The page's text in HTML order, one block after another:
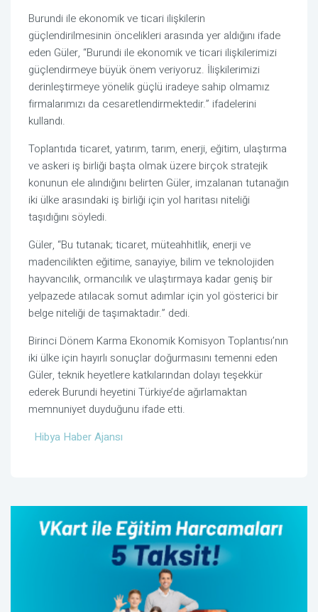
Burundi ile ekonomik ve ticari ilişkilerin
güçlendirilmesinin öncelikleri arasında yer aldığını ifade
eden Güler, “Burundi ile ekonomik ve ticari ilişkilerimizi
güçlendirmeye büyük önem veriyoruz. İlişkilerimizi
derinleştirmeye yönelik güçlü iradeye sahip olmamız
firmalarımızı da cesaretlendirmektedir.” ifadelerini
kullandı.
Toplantıda ticaret, yatırım, tarım, enerji, eğitim, ulaştırma
ve askeri iş birliği başta olmak üzere birçok stratejik
konunun ele alındığını belirten Güler, imzalanan tutanağın
iki ülke arasındaki iş birliği için yol haritası niteliği
taşıdığını söyledi.
Güler, “Bu tutanak; ticaret, müteahhitlik, enerji ve
madencilikten eğitime, sanayiye, bilim ve teknolojiden
hayvancılık, ormancılık ve ulaştırmaya kadar geniş bir
yelpazede atılacak somut adımlar için yol gösterici bir
belge niteliği de taşımaktadır.” dedi.
Birinci Dönem Karma Ekonomik Komisyon Toplantısı’nın
iki ülke için hayırlı sonuçlar doğurmasını temenni eden
Güler, teknik heyetlere katkılarından dolayı teşekkür
ederek Burundi heyetini Türkiye’de ağırlamaktan
memnuniyet duyduğunu ifade etti.
Hibya Haber Ajansı